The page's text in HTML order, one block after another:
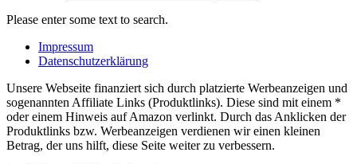
Please enter some text to search.
Impressum
Datenschutzerklärung
Unsere Webseite finanziert sich durch platzierte Werbeanzeigen und
sogenannten Affiliate Links (Produktlinks). Diese sind mit einem *
oder einem Hinweis auf Amazon verlinkt. Durch das Anklicken der
Produktlinks bzw. Werbeanzeigen verdienen wir einen kleinen
Betrag, der uns hilft, diese Seite weiter zu verbessern.